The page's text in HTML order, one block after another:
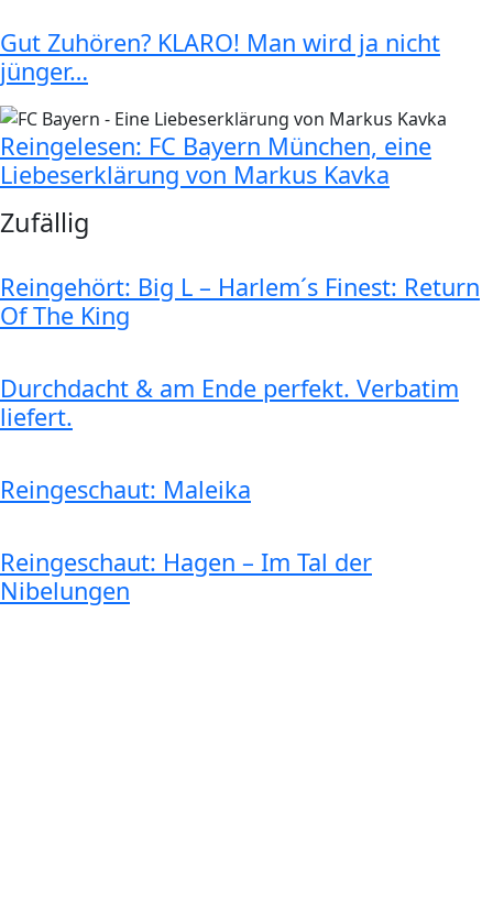
Gut Zuhören? KLARO! Man wird ja nicht
jünger…
Reingelesen: FC Bayern München, eine
Liebeserklärung von Markus Kavka
Zufällig
Reingehört: Big L – Harlem´s Finest: Return
Of The King
Durchdacht & am Ende perfekt. Verbatim
liefert.
Reingeschaut: Maleika
Reingeschaut: Hagen – Im Tal der
Nibelungen